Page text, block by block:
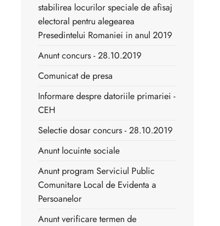
stabilirea locurilor speciale de afisaj
electoral pentru alegearea
Presedintelui Romaniei in anul 2019
Anunt concurs - 28.10.2019
Comunicat de presa
Informare despre datoriile primariei -
CEH
Selectie dosar concurs - 28.10.2019
Anunt locuinte sociale
Anunt program Serviciul Public
Comunitare Local de Evidenta a
Persoanelor
Anunt verificare termen de